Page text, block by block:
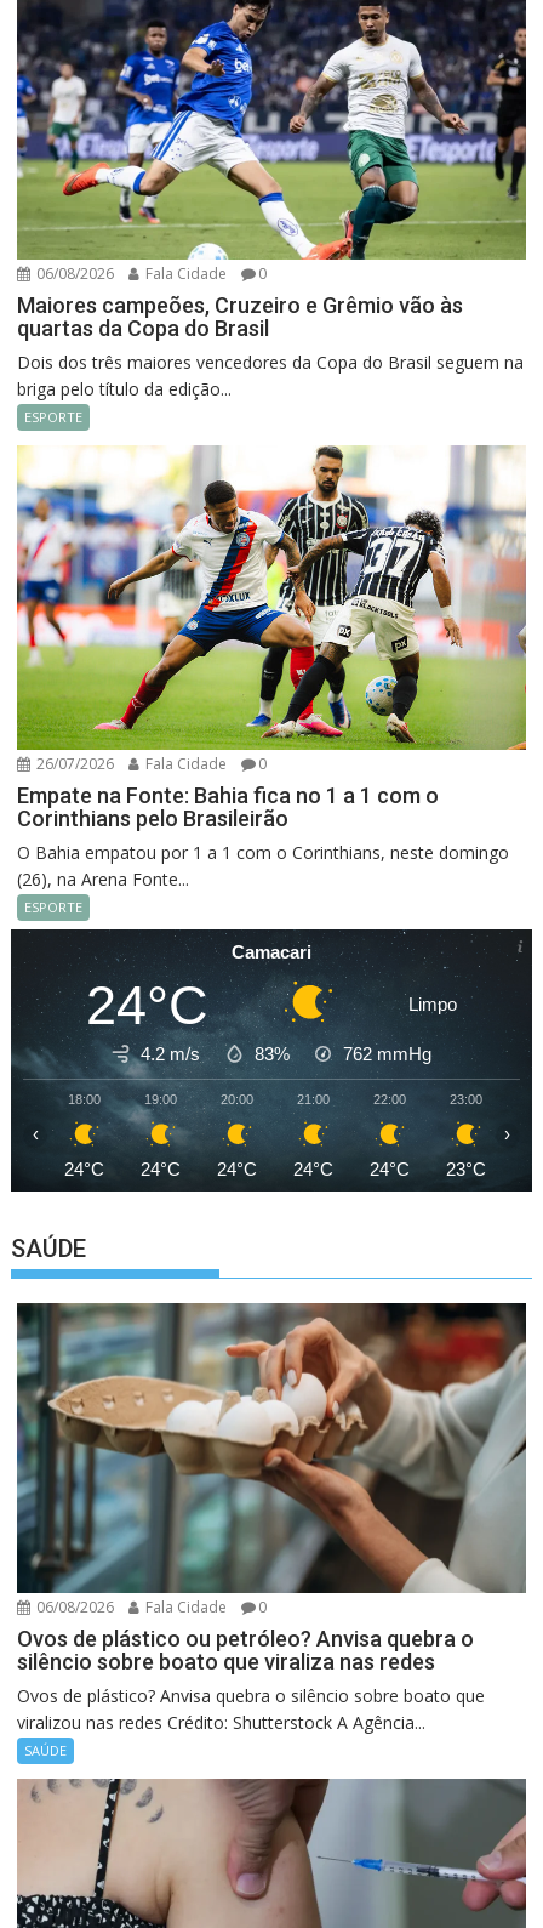
06/08/2026 Fala Cidade 0
Maiores campeões, Cruzeiro e Grêmio vão às
quartas da Copa do Brasil
Dois dos três maiores vencedores da Copa do Brasil seguem na
briga pelo título da edição...
ESPORTE
26/07/2026 Fala Cidade 0
Empate na Fonte: Bahia fica no 1 a 1 com o
Corinthians pelo Brasileirão
O Bahia empatou por 1 a 1 com o Corinthians, neste domingo
(26), na Arena Fonte...
ESPORTE
Camacari
24°C Limpo
4.2 m/s 83% 762 mmHg
18:00
24°C
19:00
24°C
20:00
24°C
21:00
24°C
22:00
24°C
23:00
23°C
‹ ›
SAÚDE
06/08/2026 Fala Cidade 0
Ovos de plástico ou petróleo? Anvisa quebra o
silêncio sobre boato que viraliza nas redes
Ovos de plástico? Anvisa quebra o silêncio sobre boato que
viralizou nas redes Crédito: Shutterstock A Agência...
SAÚDE